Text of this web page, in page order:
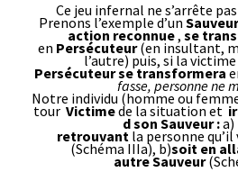
Ce jeu infernal ne s’arrête
Prenons l’exemple d’un
action reconnue, se
en Persécuteur (en insultant,
l’autre) puis, si la victime
Persécuteur se transformera
fasse, personne ne
Notre individu (homme ou
tour Victimede la situation et
d son Sauveur :a)
retrouvant la personne
(Schéma IIIa), b)soit en
autre Sauveur